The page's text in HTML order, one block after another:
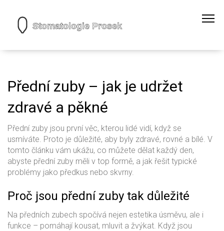
Přední zuby – jak je udržet
zdravé a pěkné
Přední zuby jsou první věc, kterou lidé vidí, když se
usmíváte. Proto je důležité, aby byly zdravé, rovné a bílé. V
tomto článku vám ukážu, co můžete dělat každý den,
abyste přední zuby měli v top formě, a jak řešit typické
problémy jako předkus nebo skvrny.
Proč jsou přední zuby tak důležité
Na předních zubech spočívá nejen estetika úsměvu, ale i
funkce – pomáhají kousat, mluvit a žvýkat. Když jsou